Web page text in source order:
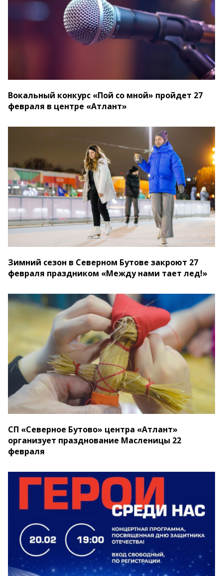
Вокальный конкурс «Пой со мной» пройдет 27
февраля в центре «Атлант»
Зимний сезон в Северном Бутове закроют 27
февраля праздником «Между нами тает лед!»
СП «Северное Бутово» центра «Атлант»
организует празднование Масленицы 22
февраля